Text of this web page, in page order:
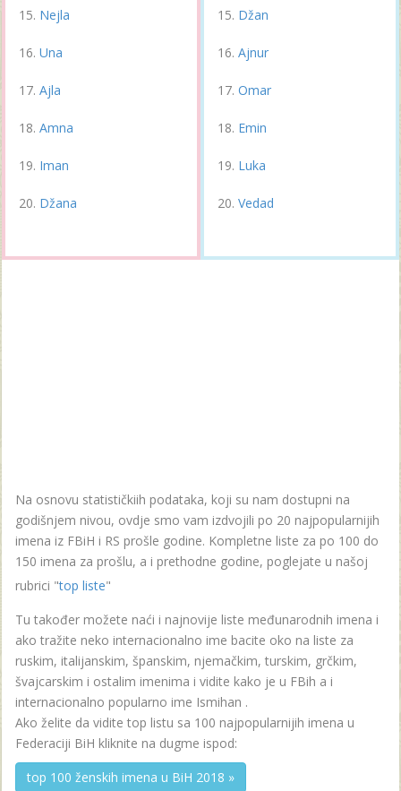
Nejla
Una
Ajla
Amna
Iman
Džana
Džan
Ajnur
Omar
Emin
Luka
Vedad
Na osnovu statističkiih podataka, koji su nam dostupni na
godišnjem nivou, ovdje smo vam izdvojili po 20 najpopularnijih
imena iz FBiH i RS prošle godine. Kompletne liste za po 100 do
150 imena za prošlu, a i prethodne godine, poglejate u našoj
rubrici "top liste"
Tu također možete naći i najnovije liste međunarodnih imena i
ako tražite neko internacionalno ime bacite oko na liste za
ruskim, italijanskim, španskim, njemačkim, turskim, grčkim,
švajcarskim i ostalim imenima i vidite kako je u FBih a i
internacionalno popularno ime Ismihan .
Ako želite da vidite top listu sa 100 najpopularnijih imena u
Federaciji BiH kliknite na dugme ispod:
top 100 ženskih imena u BiH 2018 »